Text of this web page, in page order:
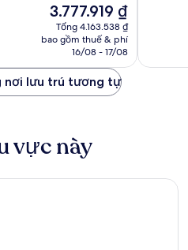
Giá
hiện
tại
3.777.919 ₫
3.777.919 ₫
Tổng 4.163.538 ₫
bao gồm thuế & phí
16/08 - 17/08
xét
nơi lưu trú tương tự
vực này